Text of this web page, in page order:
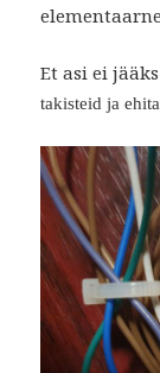
Et asi ei
takisteid ja